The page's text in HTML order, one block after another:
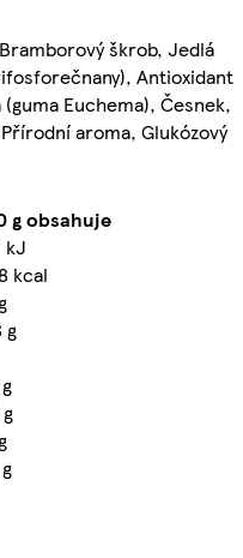
škrob, Jedlá
Antioxidant
Euchema), Česnek,
aroma, Glukózový
g obsahuje
kJ
kcal
g